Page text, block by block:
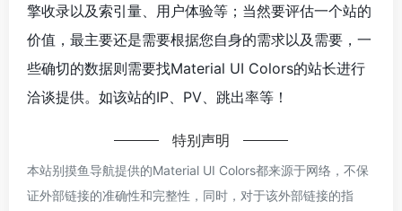
擎收录以及索引量、用户体验等；当然要评估一个站的
价值，最主要还是需要根据您自身的需求以及需要，一
些确切的数据则需要找Material UI Colors的站长进行
洽谈提供。如该站的IP、PV、跳出率等！
特别声明
本站别摸鱼导航提供的Material UI Colors都来源于网络，不保
证外部链接的准确性和完整性，同时，对于该外部链接的指